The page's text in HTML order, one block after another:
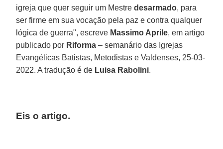
igreja que quer seguir um Mestredesarmado, para
ser firme em sua vocação pela paz e contra qualquer
lógica de guerra", escreve Massimo Aprile, em artigo
publicado por Riforma – semanário das Igrejas
Evangélicas Batistas, Metodistas e Valdenses, 25-03-
2022. A tradução é de Luisa Rabolini.
Eis o artigo.